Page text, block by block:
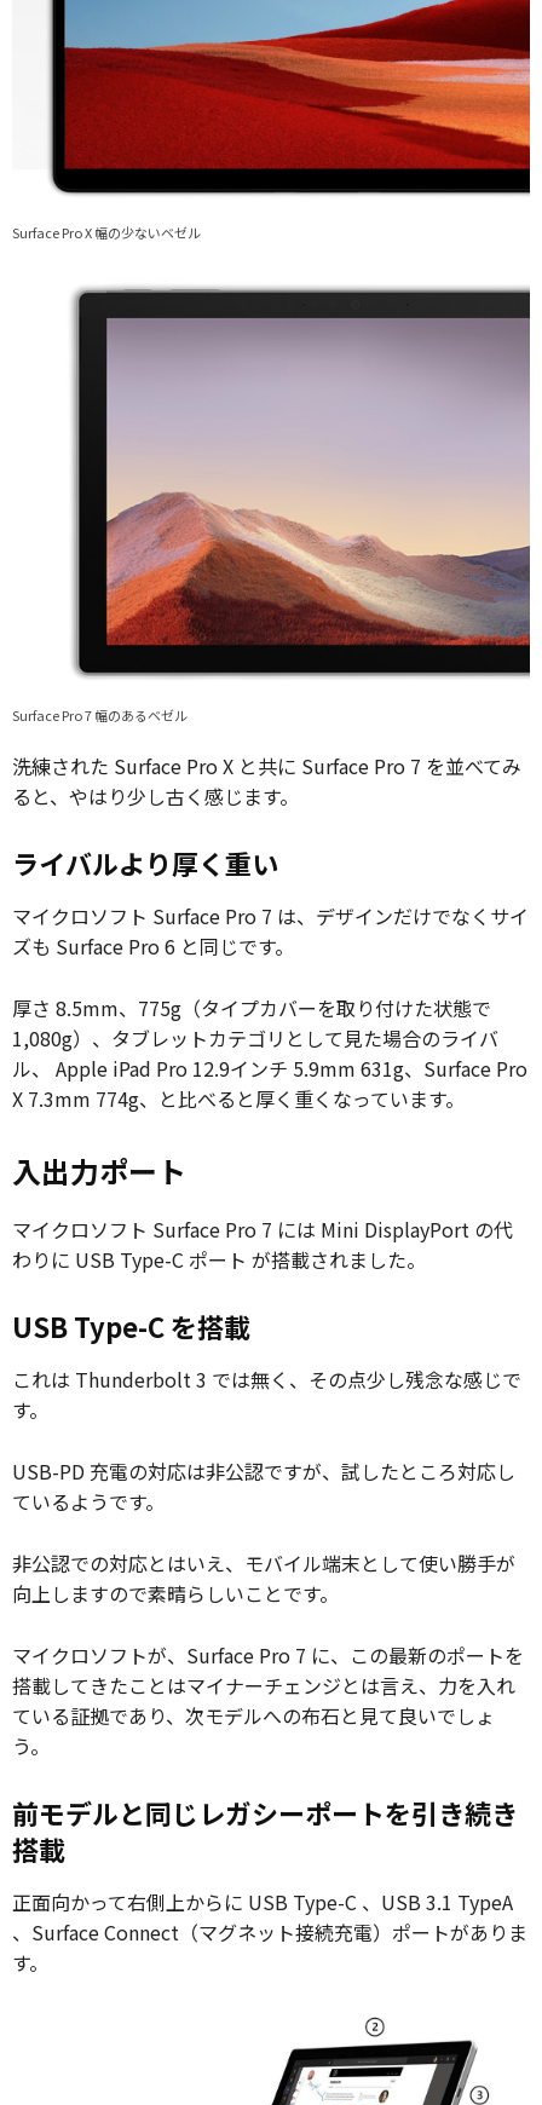
Surface Pro X 幅の少ないベゼル
Surface Pro 7 幅のあるベゼル
洗練された Surface Pro X と共に Surface Pro 7 を並べてみ
ると、やはり少し古く感じます。
ライバルより厚く重い
マイクロソフト Surface Pro 7 は、デザインだけでなくサイ
ズも Surface Pro 6 と同じです。
厚さ 8.5mm、775g（タイプカバーを取り付けた状態で
1,080g）、タブレットカテゴリとして見た場合のライバ
ル、 Apple iPad Pro 12.9インチ 5.9mm 631g、Surface Pro
X 7.3mm 774g、と比べると厚く重くなっています。
入出力ポート
マイクロソフト Surface Pro 7 には Mini DisplayPort の代
わりに USB Type-C ポート が搭載されました。
USB Type-C を搭載
これは Thunderbolt 3 では無く、その点少し残念な感じで
す。
USB-PD 充電の対応は非公認ですが、試したところ対応し
ているようです。
非公認での対応とはいえ、モバイル端末として使い勝手が
向上しますので素晴らしいことです。
マイクロソフトが、Surface Pro 7 に、この最新のポートを
搭載してきたことはマイナーチェンジとは言え、力を入れ
ている証拠であり、次モデルへの布石と見て良いでしょ
う。
前モデルと同じレガシーポートを引き続き
搭載
正面向かって右側上からに USB Type-C 、USB 3.1 TypeA
、Surface Connect（マグネット接続充電）ポートがありま
す。